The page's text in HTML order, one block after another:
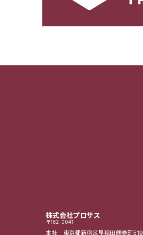
株式会社プロサス
〒162-0041
本社 東京都新宿区早稲田鶴巻町519